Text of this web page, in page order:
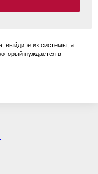
выйдите из системы, а
нуждается в